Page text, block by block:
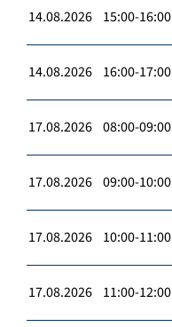
14.08.2026 15:00-16:00
14.08.2026 16:00-17:00
17.08.2026 08:00-09:00
17.08.2026 09:00-10:00
17.08.2026 10:00-11:00
17.08.2026 11:00-12:00